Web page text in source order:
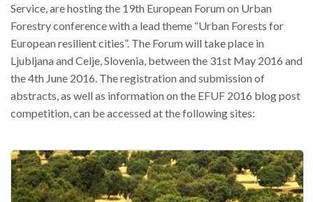
X Congresso (Firenze 2015)
IX Congresso (Bolzano 2013)
VIII Congresso (Rende 2011)
VII Congresso (Isernia 2009)
VI Congresso (Arezzo 2007)
IV Congresso (Potenza 2003)
III Congresso (Viterbo 2001)
II Congresso (Bologna 1999)
Service, are hosting the 19th European Forum on Urban
Forestry conference with a lead theme “Urban Forests for
European resilient cities”. The Forum will take place in
Ljubljana and Celje, Slovenia, between the 31st May 2016 and
the 4th June 2016. The registration and submission of
abstracts, as well as information on the EFUF 2016 blog post
competition, can be accessed at the following sites: